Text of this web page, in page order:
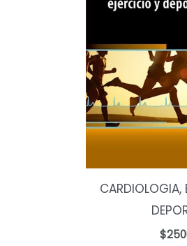
CARDIOLOGIA,
$